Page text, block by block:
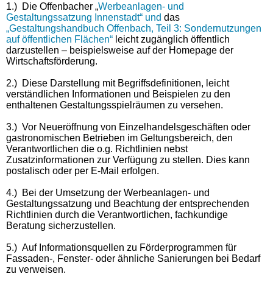
1.) Die Offenbacher „Werbeanlagen- und
Gestaltungssatzung Innenstadt“ und das
„Gestaltungshandbuch Offenbach, Teil 3: Sondernutzungen
auf öffentlichen Flächen“ leicht zugänglich öffentlich
darzustellen – beispielsweise auf der Homepage der
Wirtschaftsförderung.
2.) Diese Darstellung mit Begriffsdefinitionen, leicht
verständlichen Informationen und Beispielen zu den
enthaltenen Gestaltungsspielräumen zu versehen.
3.) Vor Neueröffnung von Einzelhandelsgeschäften oder
gastronomischen Betrieben im Geltungsbereich, den
Verantwortlichen die o.g. Richtlinien nebst
Zusatzinformationen zur Verfügung zu stellen. Dies kann
postalisch oder per E-Mail erfolgen.
4.) Bei der Umsetzung der Werbeanlagen- und
Gestaltungssatzung und Beachtung der entsprechenden
Richtlinien durch die Verantwortlichen, fachkundige
Beratung sicherzustellen.
5.) Auf Informationsquellen zu Förderprogrammen für
Fassaden-, Fenster- oder ähnliche Sanierungen bei Bedarf
zu verweisen.